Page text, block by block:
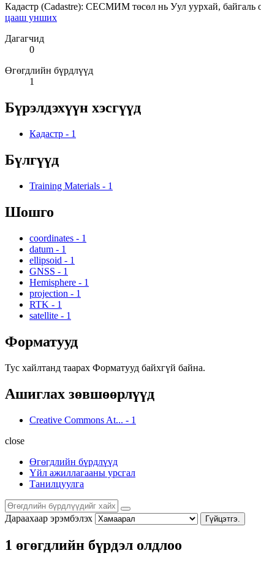
Кадастр (Cadastre): СЕСМИМ төсөл нь Уул уурхай, байгаль
цааш унших
Дагагчид
0
Өгөгдлийн бүрдлүүд
1
Бүрэлдэхүүн хэсгүүд
Кадастр - 1
Бүлгүүд
Training Materials - 1
Шошго
coordinates - 1
datum - 1
ellipsoid - 1
GNSS - 1
Hemisphere - 1
projection - 1
RTK - 1
satellite - 1
Форматууд
Тус хайлтанд таарах Форматууд байхгүй байна.
Ашиглах зөвшөөрлүүд
Creative Commons At... - 1
close
Өгөгдлийн бүрдлүүд
Үйл ажиллагааны урсгал
Танилцуулга
Дараахаар эрэмбэлэх Гүйцэтгэ.
1 өгөгдлийн бүрдэл олдлоо